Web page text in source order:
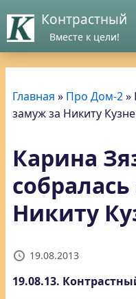
Контрастный
Вместе к цели!
Главная » Про Дом-2»
замуж за Никиту
Карина
Никиту
19.08.2013
19.08.13.